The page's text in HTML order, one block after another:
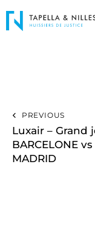
PREVIOUS
Luxair – Grand
BARCELONE vs
MADRID